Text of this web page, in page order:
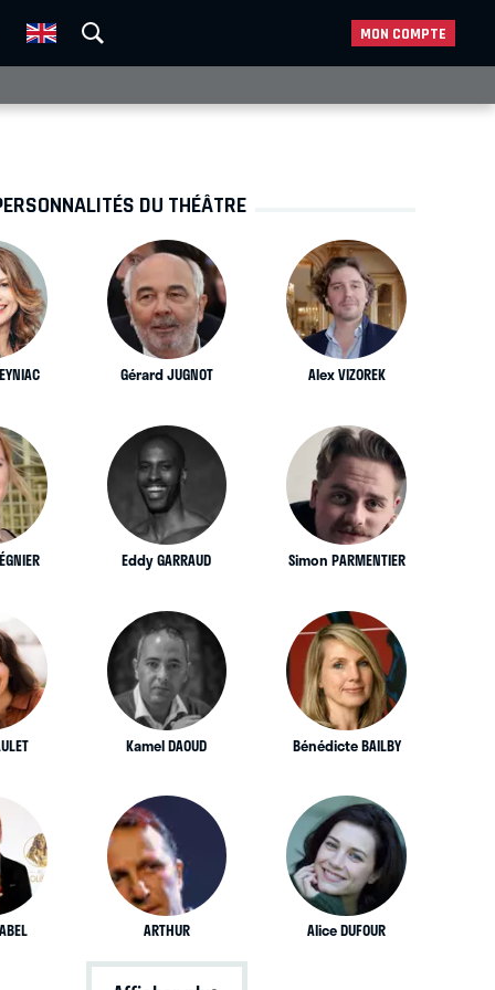
MON COMPTE
DU THÉÂTRE
Gérard JUGNOT Alex VIZOREK
Eddy GARRAUD Simon PARMENTIER
Kamel DAOUD Bénédicte BAILBY
ARTHUR Alice DUFOUR